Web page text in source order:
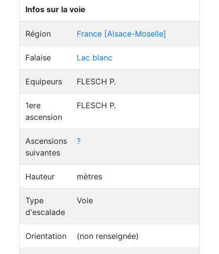
Infos sur la voie
Région France [Alsace-Moselle]
Falaise Lac blanc
Equipeurs FLESCH P.
1ere
ascension
FLESCH P.
Ascensions
suivantes
?
Hauteur mètres
Type
d'escalade
Voie
Orientation (non renseignée)